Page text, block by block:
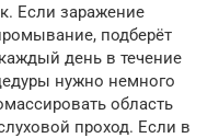
Если заражение
подберёт
день в течение
нужно немного
область
проход. Если в